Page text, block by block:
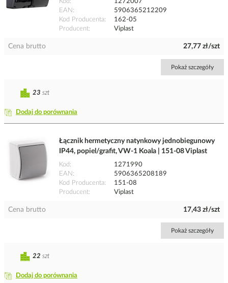
Kod
1272007
EAN
5906365212209
Kod Producenta
162-05
Producent
Viplast
Cena brutto 27,77 zł/szt
Pokaż szczegóły
Dodaj do porównania
23 szt
Łącznik hermetyczny natynkowy jednobiegunowy
IP44, popiel/grafit, VW-1 Koala | 151-08 Viplast
Kod
1271990
EAN
5906365208189
Kod Producenta
151-08
Producent
Viplast
Cena brutto 17,43 zł/szt
Pokaż szczegóły
Dodaj do porównania
22 szt